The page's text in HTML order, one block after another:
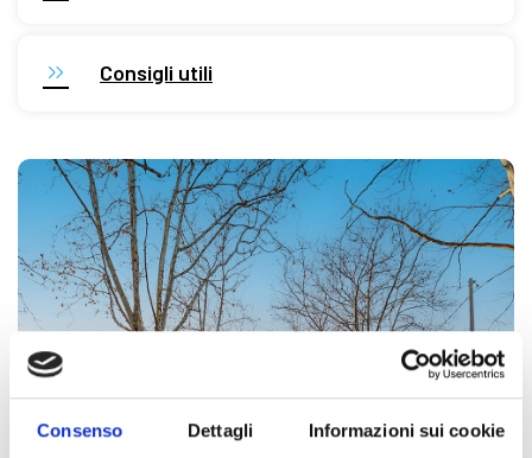
Consenso Dettagli Informazioni sui cookie
Consigli utili